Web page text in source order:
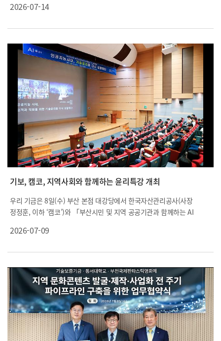
용 및 중소기업 기술거래 활성화 지원을 위한 업무협약」(이하 ‘기술
2026-07-14
기보, 캠코, 지역사회와 함께하는 윤리특강 개최
우리 기금은 8일(수) 부산 본점 대강당에서 한국자산관리공사(사장
정정훈, 이하 ‘캠코’)와 「부산시민 및 지역 공공기관과 함께하는 AI
2026-07-09